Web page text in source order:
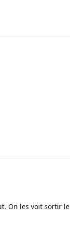
On les voit sortir le